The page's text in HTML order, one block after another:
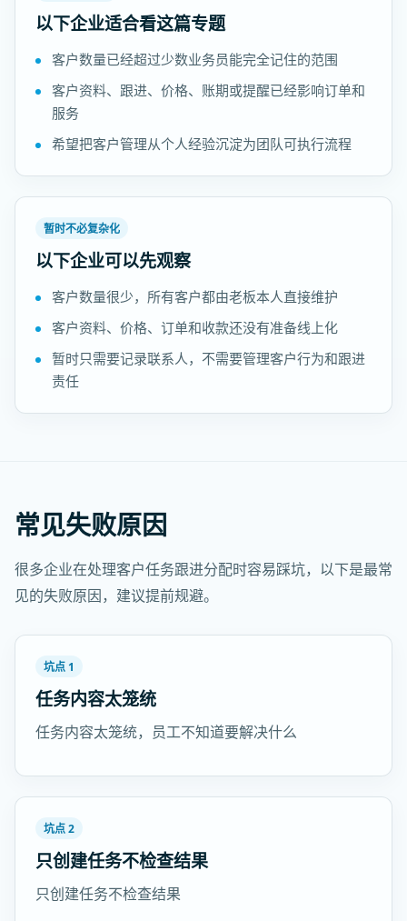
以下企业适合看这篇专题
客户数量已经超过少数业务员能完全记住的范围
客户资料、跟进、价格、账期或提醒已经影响订单和
服务
希望把客户管理从个人经验沉淀为团队可执行流程
暂时不必复杂化
以下企业可以先观察
客户数量很少，所有客户都由老板本人直接维护
客户资料、价格、订单和收款还没有准备线上化
暂时只需要记录联系人，不需要管理客户行为和跟进
责任
常见失败原因
很多企业在处理客户任务跟进分配时容易踩坑，以下是最常
见的失败原因，建议提前规避。
坑点 1
任务内容太笼统
任务内容太笼统，员工不知道要解决什么
坑点 2
只创建任务不检查结果
只创建任务不检查结果